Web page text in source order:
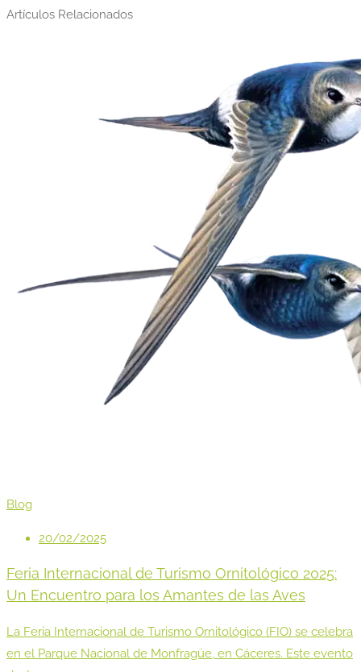
Artículos Relacionados
Blog
20/02/2025
Feria Internacional de Turismo Ornitológico 2025:
Un Encuentro para los Amantes de las Aves
La Feria Internacional de Turismo Ornitológico (FIO) se celebra
en el Parque Nacional de Monfragüe, en Cáceres. Este evento